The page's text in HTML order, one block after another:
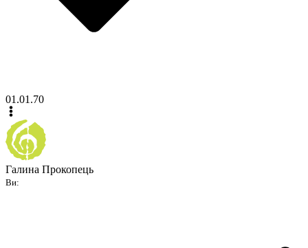
01.01.70
Галина Прокопець
Ви: